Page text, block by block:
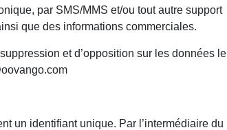
par SMS/MMS et/ou tout autre support
que des informations commerciales.
et d’opposition sur les données le
un identifiant unique. Par l’intermédiaire du